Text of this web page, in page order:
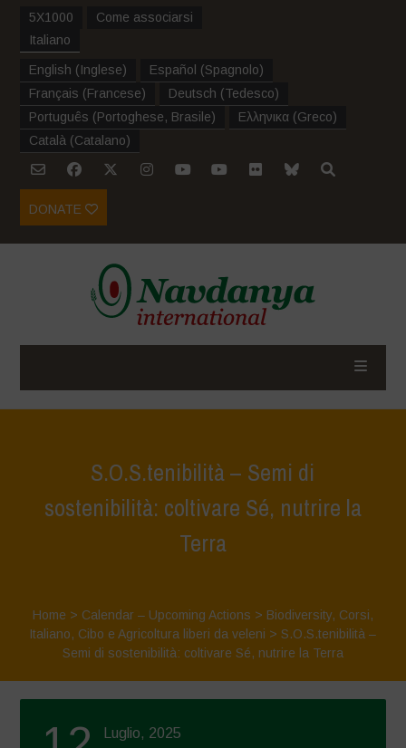
5X1000
Come associarsi
Italiano
English (Inglese) Español (Spagnolo)
Français (Francese) Deutsch (Tedesco)
Português (Portoghese, Brasile) Ελληνικα (Greco)
Català (Catalano)
DONATE
S.O.S.tenibilità – Semi di
sostenibilità: coltivare Sé, nutrire la
Terra
Home > Calendar – Upcoming Actions > Biodiversity, Corsi,
Italiano, Cibo e Agricoltura liberi da veleni > S.O.S.tenibilità –
Semi di sostenibilità: coltivare Sé, nutrire la Terra
Luglio, 2025